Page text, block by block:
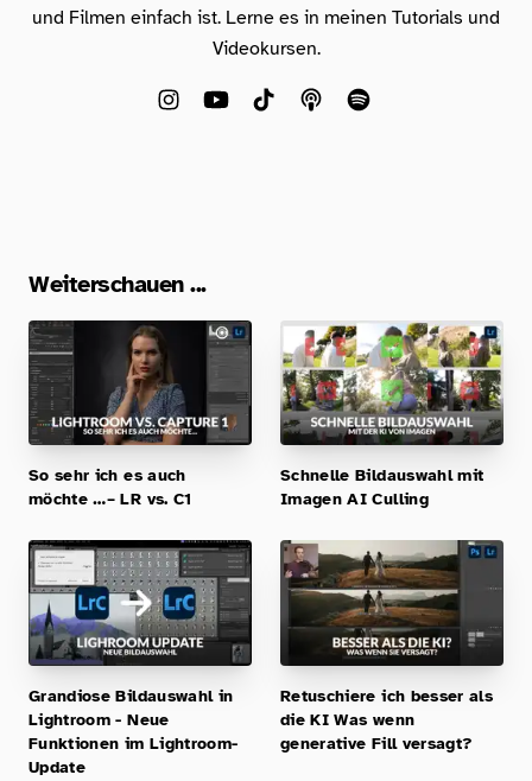
und Filmen einfach ist. Lerne es in meinen Tutorials und
Videokursen.
Weiterschauen ...
So sehr ich es auch
möchte …– LR vs. C1
Schnelle Bildauswahl mit
Imagen AI Culling
Grandiose Bildauswahl in
Lightroom - Neue
Funktionen im Lightroom-
Update
Retuschiere ich besser als
die KI Was wenn
generative Fill versagt?